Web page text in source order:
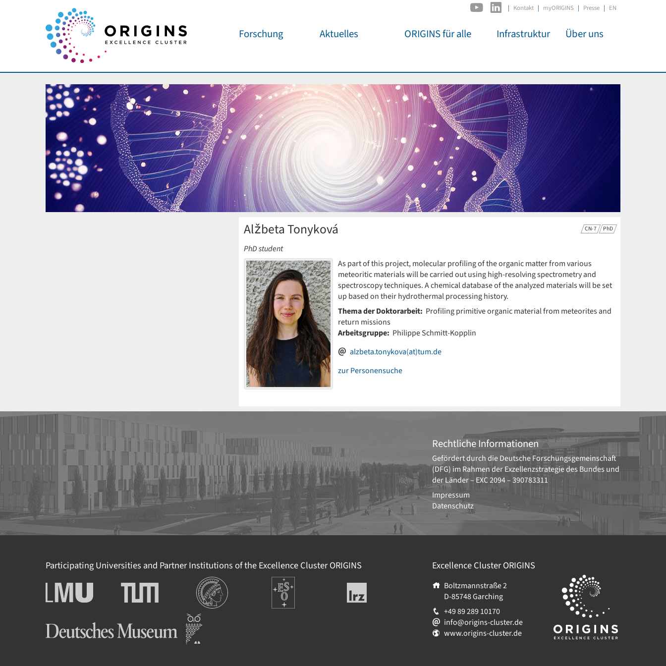
| Kontakt myORIGINS Presse EN
Forschung
Workshop-Support
Seed-Projekte
Forschungspartner
Publikationen
Aktuelles
Events
Öffentliche Events
Wichtige Termine
ORIGINS für alle
Café & Kosmos
Kosmisches Kino
Wissenschaft für
Jedermann
Für Schulen
Vortragspool
Infrastruktur
ODSL / ODC
D-Hub
CORE
Über uns
Gremien
CN-7 PhD
Alžbeta Tonyková
PhD student
As part of this project, molecular profiling of the organic matter from various
meteoritic materials will be carried out using high-resolving spectrometry and
spectroscopy techniques. A chemical database of the analyzed materials will be set
up based on their hydrothermal processing history.
Thema der Doktorarbeit: Profiling primitive organic material from meteorites and
return missions
Arbeitsgruppe: Philippe Schmitt-Kopplin
alzbeta.tonykova(at)tum.de
zur Personensuche
Rechtliche Informationen
Gefördert durch dieDeutsche Forschungsgemeinschaft
(DFG) im Rahmen der Exzellenzstrategie des Bundes und
der Länder – EXC 2094 – 390783311
Impressum
Datenschutz
Participating Universities and Partner Institutions of the Excellence ClusterORIGINS
Ludwig-Maximilians-
Universität München
Technische Universität
München
Institutionen
Europäische
Südsternwarte
Leibniz-
Rechenzentrum
Excellence ClusterORIGINS
Boltzmannstraße 2
D-85748Garching
+49 89 289 10170
info@origins-cluster.de
www.origins-cluster.de